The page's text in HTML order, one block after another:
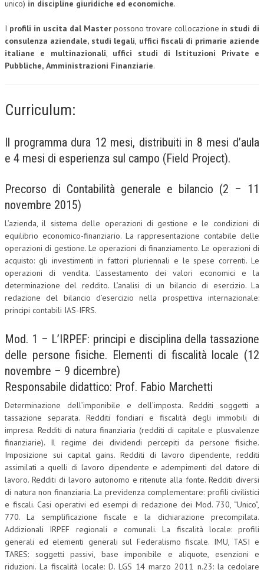
PERSONA E CITTÀ
L’UMANISTA
DIRITTO
DIRITTO DELLE IMPRESE IN CRISI
CRIMINOLOGIA E CRIMINALISTICA
SICUREZZA SUL LAVORO
FISCO
DIRITTO TRIBUTARIO
FISCALITÀ INTERNAZIONALE
TAX RISK MANAGEMENT
CRIMINOLOGIA TRIBUTARIA
CFC E PARADISI FISCALI
TRANSFER PRICING
PRASSI
AMMINISTRATIVA
TRIBUTARIA
GIURISPRUDENZA
EUROPEA
COSTITUZIONALE
CIVILE
TRIBUTARIA
PENALE
NEWS
unico) in discipline giuridiche ed economiche.
I profili in uscita dal Master possono trovare collocazione in studi di
consulenza aziendale, studi legali, uffici fiscali di primarie aziende
italiane e multinazionali, uffici studi di Istituzioni Private e
Pubbliche, Amministrazioni Finanziarie.
Curriculum:
Il programma dura 12 mesi, distribuiti in 8 mesi d’aula
e 4 mesi di esperienza sul campo (Field Project).
Precorso di Contabilità generale e bilancio (2 – 11
novembre 2015)
L’azienda, il sistema delle operazioni di gestione e le condizioni di
equilibrio economico-finanziario. La rappresentazione contabile delle
operazioni di gestione. Le operazioni di finanziamento. Le operazioni di
acquisto: gli investimenti in fattori pluriennali e le spese correnti. Le
operazioni di vendita. L’assestamento dei valori economici e la
determinazione del reddito. L’analisi di un bilancio di esercizio. La
redazione del bilancio d’esercizio nella prospettiva internazionale:
principi contabili IAS-IFRS.
Mod. 1 – L’IRPEF: principi e disciplina della tassazione
delle persone fisiche. Elementi di fiscalità locale (12
novembre – 9 dicembre)
Responsabile didattico: Prof. Fabio Marchetti
Determinazione dell’imponibile e dell’imposta. Redditi soggetti a
tassazione separata. Redditi fondiari e fiscalità degli immobili di
impresa. Redditi di natura finanziaria (redditi di capitale e plusvalenze
finanziarie). Il regime dei dividendi percepiti da persone fisiche.
Imposizione sui capital gains. Redditi di lavoro dipendente, redditi
assimilati a quelli di lavoro dipendente e adempimenti del datore di
lavoro. Redditi di lavoro autonomo e ritenute alla fonte. Redditi diversi
di natura non finanziaria. La previdenza complementare: profili civilistici
e fiscali. Casi operativi ed esempi di redazione dei Mod. 730, “Unico”,
770. La semplificazione fiscale e la dichiarazione precompilata.
Addizionali IRPEF regionali e comunali. La fiscalità locale: profili
generali ed elementi generali sul Federalismo fiscale. IMU, TASI e
TARES: soggetti passivi, base imponibile e aliquote, esenzioni e
riduzioni. La fiscalità locale: D. LGS 14 marzo 2011 n.23: la cedolare